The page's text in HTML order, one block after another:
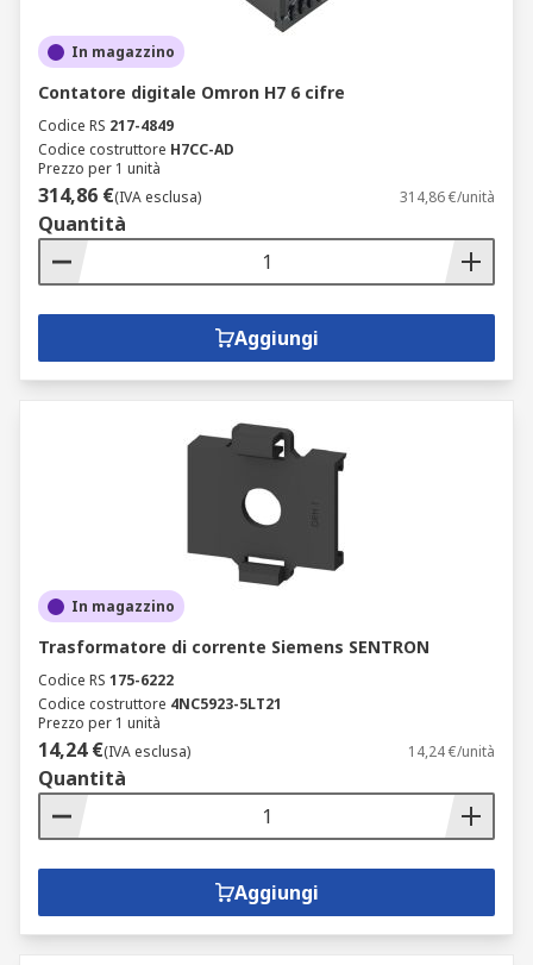
In magazzino
Contatore digitale Omron H7 6 cifre
Codice RS 217-4849
Codice costruttore H7CC-AD
Prezzo per 1 unità
314,86 €(IVA esclusa) 314,86 €/unità
Quantità
Aggiungi
In magazzino
Trasformatore di corrente Siemens SENTRON
Codice RS 175-6222
Codice costruttore 4NC5923-5LT21
Prezzo per 1 unità
14,24 €(IVA esclusa) 14,24 €/unità
Quantità
Aggiungi